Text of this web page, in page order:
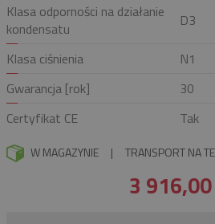
Klasa odporności na działanie
kondensatu
D3
Klasa ciśnienia
N1
Gwarancja [rok]
30
Certyfikat CE
Tak
W MAGAZYNIE | TRANSPORT NA
3 916,00